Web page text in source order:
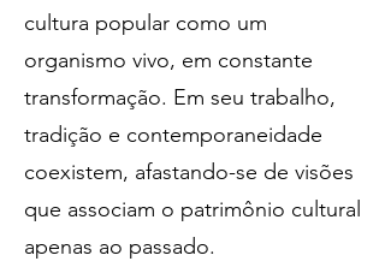
cultura popular como um
organismo vivo, em constante
transformação. Em seu trabalho,
tradição e contemporaneidade
coexistem, afastando-se de visões
que associam o patrimônio cultural
apenas ao passado.